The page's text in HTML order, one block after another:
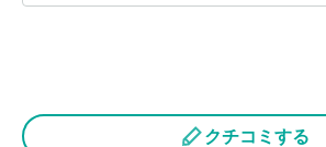
クチコミする